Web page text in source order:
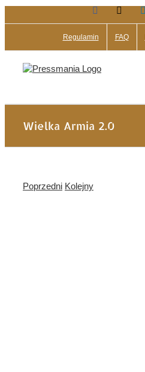
do
Facebook
Regulamin FAQ
Wielka Armia 2.0
Poprzedni Kolejny